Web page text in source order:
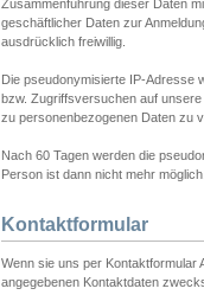
Zusammenführung dieser Daten
geschäftlicher Daten zur
ausdrücklich freiwillig.
Die pseudonymisierte IP-Adresse
bzw. Zugriffsversuchen auf
zu personenbezogenen Daten zu
Nach 60 Tagen werden die
Person ist dann nicht mehr möglich.
Kontaktformular
Wenn sie uns per Kontaktformular
angegebenen Kontaktdaten